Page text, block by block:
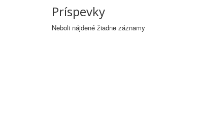
Príspevky
Neboli nájdené žiadne záznamy